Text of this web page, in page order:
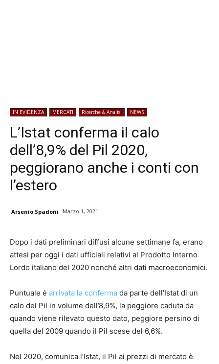
IN EVIDENZA MERCATI Ricerche & Analisi NEWS
L’Istat conferma il calo
dell’8,9% del Pil 2020,
peggiorano anche i conti con
l’estero
Arsenio Spadoni Marzo 1, 2021
Dopo i dati preliminari diffusi alcune settimane fa, erano
attesi per oggi i dati ufficiali relativi al Prodotto Interno
Lordo italiano del 2020 nonché altri dati macroeconomici.
Puntuale è arrivata la conferma da parte dell’Istat di un
calo del Pil in volume dell’8,9%, la peggiore caduta da
quando viene rilevato questo dato, peggiore persino di
quella del 2009 quando il Pil scese del 6,6%.
Nel 2020, comunica l’Istat, il Pil ai prezzi di mercato è